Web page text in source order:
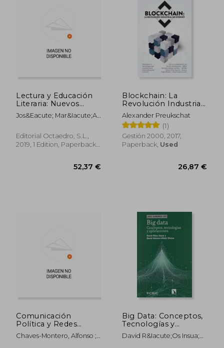
Lectura y Educación
Literaria: Nuevos
Modos de Leer en la
era Digital
Spanish)
Jos&Eacute; Mar&Iacute;A
Fort&Uacute;N; Pilar
N&Uacute;&Ntilde;Ez
Delgado; Anastasio
Mar&Iacute;A Santamarina
Editorial Octaedro, S.L.,
2019, 1 Edition, Paperback,
Blockchain: La
Revolución Industrial
de Internet (in
Spanish)
Alexander Preukschat
(1)
Gestión 2000, 2017,
Paperback, Used
Comunicación
Política y Redes
Sociales
(Comunicación y
Chaves-Montero, Alfonso ;
Big Data: Conceptos,
Tecnologías y
Aplicaciones: 108 (¿
Qué Sabemos De? )
David R&Iacute;Os Insua;